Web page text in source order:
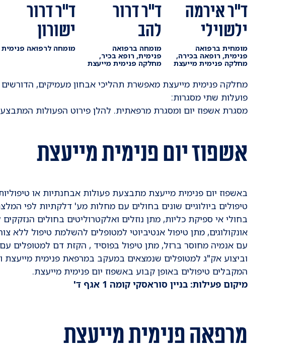
ד"ר אירמה
ילשוילי
מומחית ברפואה
פנימית, רופאה בכירה,
מחלקה פנימית מייעצת
ד"ר דרור
להב
מומחה ברפואה
פנימית, רופא בכיר,
מחלקה פנימית מייעצת
ד"ר דרור
ישורון
מומחה לרפואה פנימית
מחלקה פנימית מייעצת מאפשרת תהליכי אבחון מעמיקים,
פועלות שתי מסגרות:
מסגרת אשפוז יום ומסגרת מרפאתית. להלן פירוט הפעולות
אשפוז יום פנימית מייעצת
באשפוז יום פנימית מייעצת מתבצעת פעולות אבחנתיות או
בחולי אי ספיקת כליות, מתן נוזלים ואלקטרוליטים בחולים
אונקולוגים, מתן טיפול אנטיביוטי למטופלים להשלמת טיפול ללא
עם אנמיה מחוסר ברזל, מתן טיפול בפוסיד , הקזת דם למטופלים
וביצוע אק"ג למטופלים שנמצאים במעקב במרפאת פנימית מייעצת
המקבלים טיפולים באופן קבוע באשפוז יום פנימית מייעצת.
מיקום פעילות: בניין סוראסקי קומה 1 אגף ד'
מרפאה פנימית מייעצת